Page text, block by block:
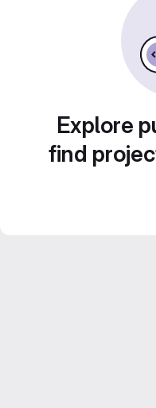
Explore
find